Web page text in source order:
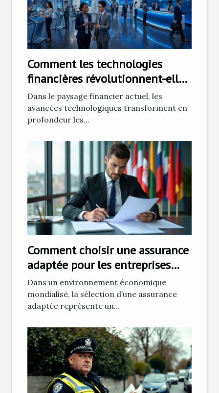
Comment les technologies
financières révolutionnent-elles
le secteur bancaire ?
Dans le paysage financier actuel, les
avancées technologiques transforment en
profondeur les...
Comment choisir une assurance
adaptée pour les entreprises
internationales en France ?
Dans un environnement économique
mondialisé, la sélection d’une assurance
adaptée représente un...